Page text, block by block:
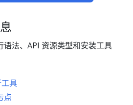
语法、API 资源类型和安装工具
具
点